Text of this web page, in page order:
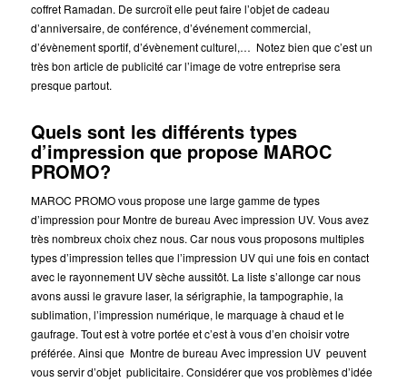
coffret Ramadan. De surcroît elle peut faire l’objet de cadeau
d’anniversaire, de conférence, d’événement commercial,
d’évènement sportif, d’évènement culturel,… Notez bien que c’est un
très bon article de publicité car l’image de votre entreprise sera
presque partout.
Quels sont les différents types
d’impression que propose MAROC
PROMO?
MAROC PROMO vous propose une large gamme de types
d’impression pour Montre de bureau Avec impression UV. Vous avez
très nombreux choix chez nous. Car nous vous proposons multiples
types d’impression telles que l’impression UV qui une fois en contact
avec le rayonnement UV sèche aussitôt. La liste s’allonge car nous
avons aussi le gravure laser, la sérigraphie, la tampographie, la
sublimation, l’impression numérique, le marquage à chaud et le
gaufrage. Tout est à votre portée et c’est à vous d’en choisir votre
préférée. Ainsi que Montre de bureau Avec impression UV peuvent
vous servir d’objet publicitaire. Considérer que vos problèmes d’idée